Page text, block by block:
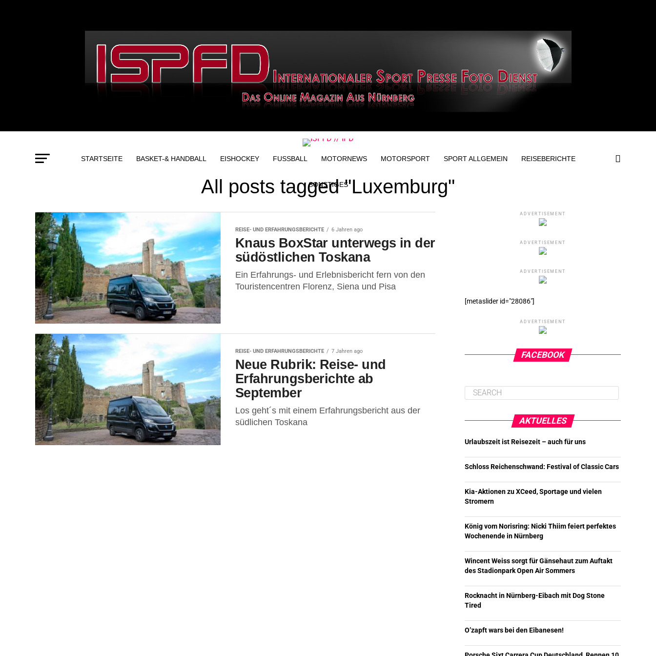
STARTSEITE BASKET-& HANDBALL EISHOCKEY FUSSBALL MOTORNEWS MOTORSPORT SPORT ALLGEMEIN REISEBERICHTE
SONSTIGES
All posts tagged "Luxemburg"
REISE- UND ERFAHRUNGSBERICHTE 6 Jahren ago
Knaus BoxStar unterwegs in der
südöstlichen Toskana
Ein Erfahrungs- und Erlebnisbericht fern von den
Touristencentren Florenz, Siena und Pisa
REISE- UND ERFAHRUNGSBERICHTE 7 Jahren ago
Neue Rubrik: Reise- und
Erfahrungsberichte ab
September
Los geht´s mit einem Erfahrungsbericht aus der
südlichen Toskana
ADVERTISEMENT
ADVERTISEMENT
ADVERTISEMENT
[metaslider id="28086"]
ADVERTISEMENT
FACEBOOK
AKTUELLES
Urlaubszeit ist Reisezeit – auch für uns
Schloss Reichenschwand: Festival of Classic Cars
Kia-Aktionen zu XCeed, Sportage und vielen
Stromern
König vom Norisring: Nicki Thiim feiert perfektes
Wochenende in Nürnberg
Wincent Weiss sorgt für Gänsehaut zum Auftakt
des Stadionpark Open Air Sommers
Rocknacht in Nürnberg-Eibach mit Dog Stone
Tired
O’zapft wars bei den Eibanesen!